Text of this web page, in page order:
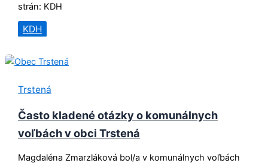
strán: KDH
KDH
Trstená
Často kladené otázky o komunálnych
voľbách v obci Trstená
Magdaléna Zmarzláková bol/a v komunálnych voľbách